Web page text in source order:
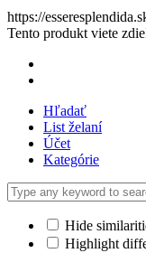
https://
Tento produkt viete
Hľadať
List želaní
Účet
Kategórie
Hide
Highlight